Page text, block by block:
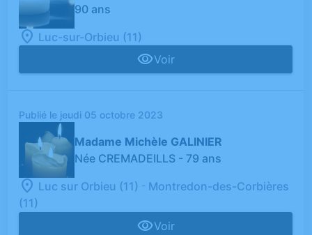
90 ans
Luc-sur-Orbieu (11)
Voir
Publié le jeudi 05 octobre 2023
Madame Michèle GALINIER
Née CREMADEILLS - 79 ans
Luc sur Orbieu (11) - Montredon-des-Corbières
(11)
Voir